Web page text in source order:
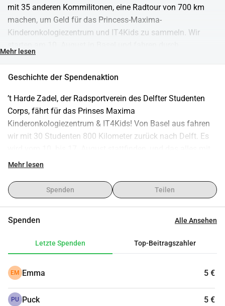
mit 35 anderen Kommilitonen, eine Radtour von 700 km
machen, um Geld für das Princess-Maxima-
Kinderonkologiezentrum und IT4Kids zu sammeln. Wir
Deutschland, Luxemburg und Belgien, und nach 7 Tagen
willkommen. Vielen Dank für eure Unterstützung!
Mehr lesen
Geschichte der Spendenaktion
’t Harde Zadel, der Radsportverein des Delfter Studenten
Corps, fährt für das Prinses Maxima
Kinderonkologiezentrum & IT4Kids! Von Basel aus fahren
wir mit 30 Studenten 800 Kilometer zurück nach Delft. Es
dem Ziel, Geld für Sportmöglichkeiten für Kinder zu
Partner, das Maxima Zentrum, zu fahren. Über diese Seite
können Sie Ihre Lieblingsfahrer verfolgen und durch
Mehr lesen
Spenden Teilen
Spenden Alle Ansehen
Letzte Spenden Top-Beitragszahler
EM Emma 5 €
PU Puck 5 €